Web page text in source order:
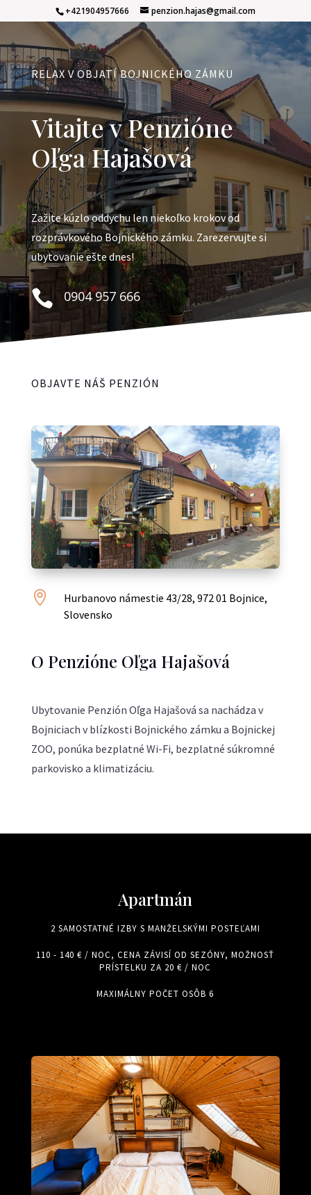
+421904957666 penzion.hajas@gmail.com
RELAX V OBJATÍ BOJNICKÉHO ZÁMKU
Vitajte v Penzióne
Oľga Hajašová
Zažite kúzlo oddychu len niekoľko krokov od
rozprávkového Bojnického zámku. Zarezervujte si
ubytovanie ešte dnes!
 0904 957 666
OBJAVTE NÁŠ PENZIÓN

Hurbanovo námestie 43/28, 972 01 Bojnice,
Slovensko
O Penzióne Oľga Hajašová
Ubytovanie Penzión Oľga Hajašová sa nachádza v
Bojniciach v blízkosti Bojnického zámku a Bojnickej
ZOO, ponúka bezplatné Wi-Fi, bezplatné súkromné
parkovisko a klimatizáciu.
Apartmán
2 SAMOSTATNÉ IZBY S MANŽELSKÝMI POSTEĽAMI
110 - 140 € / NOC, CENA ZÁVISÍ OD SEZÓNY, MOŽNOSŤ
PRÍSTELKU ZA 20 € / NOC
MAXIMÁLNY POČET OSÔB 6